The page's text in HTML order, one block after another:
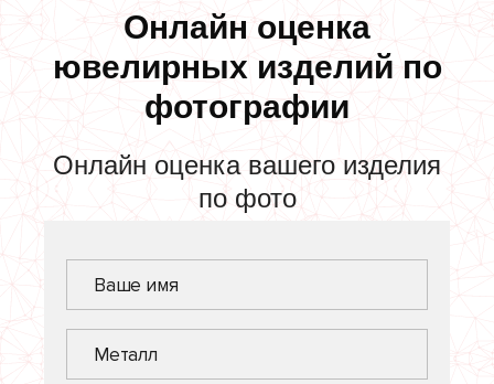
Онлайн оценка
ювелирных изделий по
фотографии
Онлайн оценка вашего изделия
по фото